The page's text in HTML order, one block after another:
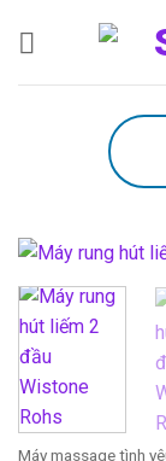
Máy massage tình